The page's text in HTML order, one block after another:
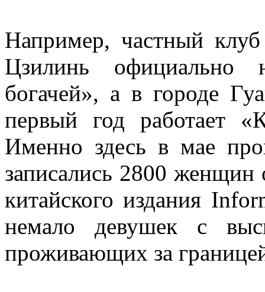
Например, частный
Цзилинь официально
богачей», а в городе
первый год работает
Именно здесь в мае
записались 2800
китайского издания
немало девушек с
проживающих за